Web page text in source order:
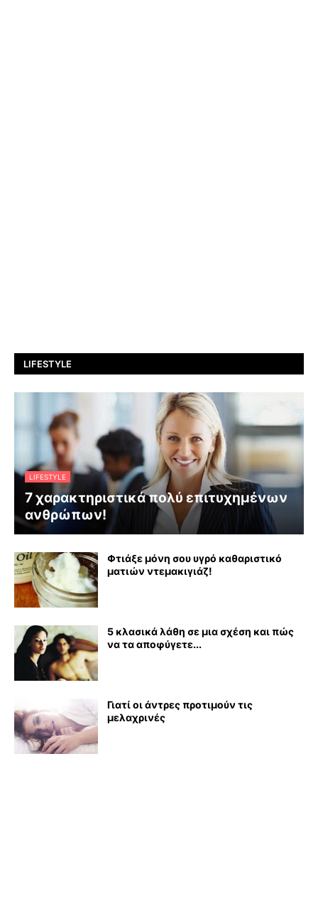
LIFESTYLE
LIFESTYLE
7 χαρακτηριστικά πολύ επιτυχημένων
ανθρώπων!
Φτιάξε μόνη σου υγρό καθαριστικό
ματιών ντεμακιγιάζ!
5 κλασικά λάθη σε μια σχέση και πώς
να τα αποφύγετε...
Γιατί οι άντρες προτιμούν τις
μελαχρινές